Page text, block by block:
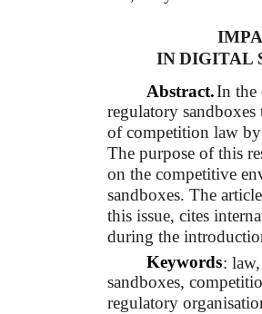
IN DIGITAL
Abstract.In the
regulatory sandboxes
of competition law
The purpose of this
on the competitive
sandboxes. The
this issue, cites
during the
Keywords:
sandboxes,
regulatory